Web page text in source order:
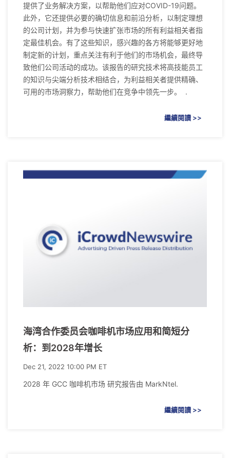
提供了业务解决方案，以帮助他们应对COVID-19问题。
此外，它还提供必要的确切信息和前沿分析，以制定理想
的公司计划，并为参与快速扩张市场的所有利益相关者指
定最佳机会。有了这些知识，感兴趣的各方将能够更好地
制定新的计划，重点关注有利于他们的市场机会，最终导
致他们公司活动的成功。该报告的研究技术将高技能员工
的知识与尖端分析技术相结合，为利益相关者提供精确、
可用的市场洞察力，帮助他们在竞争中领先一步。 .
繼續閱讀 >>
海湾合作委员会咖啡机市场应用和简短分
析：到2028年增长
Dec 21, 2022 10:00 PM ET
2028 年 GCC 咖啡机市场 研究报告由 MarkNtel.
繼續閱讀 >>